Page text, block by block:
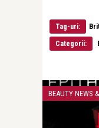
Tag-uri:
Categorii:
BEAUTY NEWS